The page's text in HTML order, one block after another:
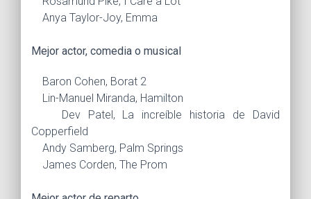
Anya Taylor-Joy, Emma
Mejor actor, comedia o musical
Baron Cohen, Borat 2
Lin-Manuel Miranda, Hamilton
Dev Patel, La increíble historia de David
Copperfield
Andy Samberg, Palm Springs
James Corden, The Prom